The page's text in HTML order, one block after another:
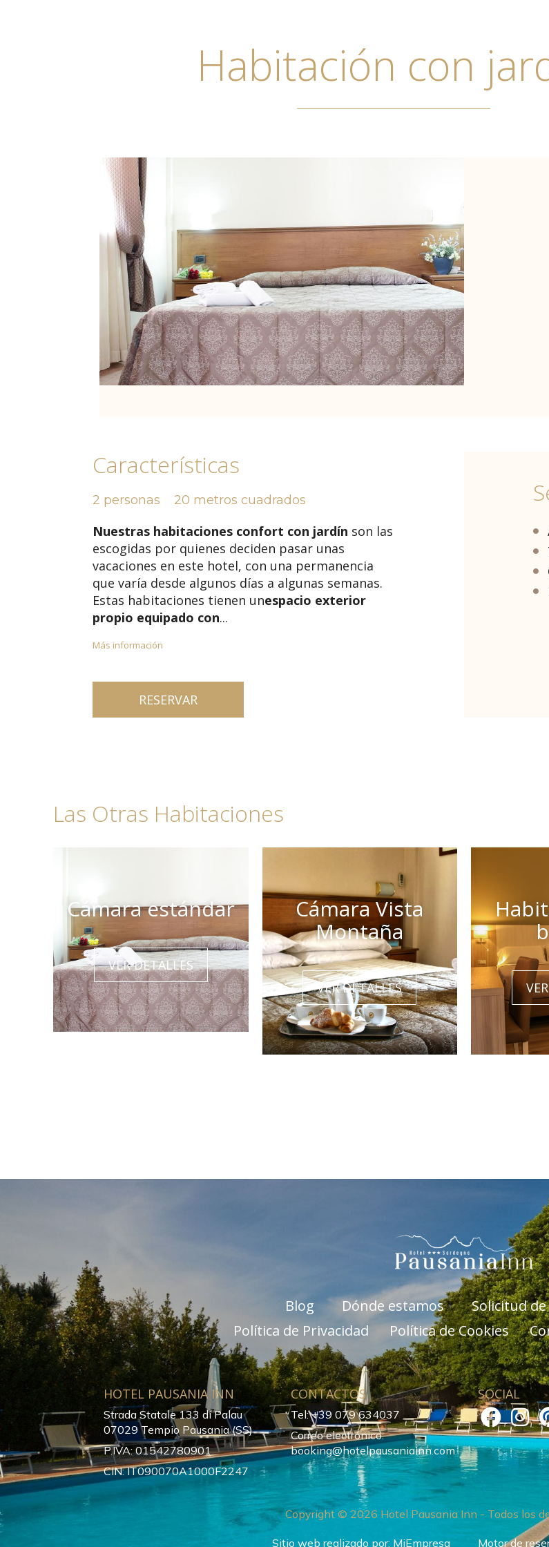
Habitación con
Características
2 personas 20 metros cuadrados
Nuestras habitaciones confort con jardín son las
escogidas por quienes deciden pasar unas
vacaciones en este hotel, con una permanencia
que varía desde algunos días a algunas semanas.
Estas habitaciones tienen unespacio exterior
propio equipado con...
Más información
RESERVAR
Las Otras Habitaciones
Cámara estándar
VER DETALLES
Cámara Vista
Montaña
VER DETALLES
Blog Dónde estamos
Solicitud
Política de Privacidad
Política de Cookies
HOTEL PAUSANIA INN
Strada Statale 133 di Palau
07029 Tempio Pausania (SS)
P.IVA: 01542780901
CIN: IT090070A1000F2247
CONTACTOS
Tel: +39 079 634037
Correo electrónico:
booking@hotelpausaniainn.com
SOCIAL
Copyright © 2026 Hotel Pausania Inn - Todos los
Sitio web realizado por: MiEmpresa Motor de